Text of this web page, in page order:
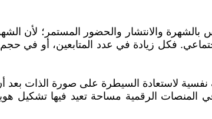
والانتشار والحضور المستمر؛ لأن
فكل زيادة في عدد المتابعين، أو في حجم
لاستعادة السيطرة على صورة الذات بعد
الرقمية مساحة تعيد فيها تشكيل